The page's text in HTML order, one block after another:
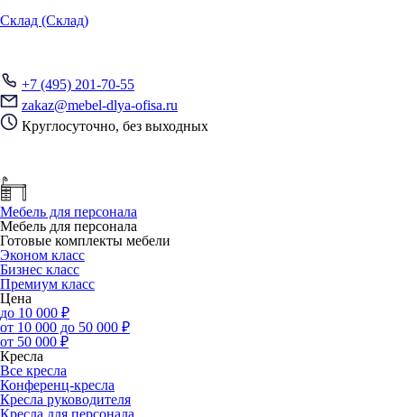
Склад (Склад)
+7 (495) 201-70-55
zakaz@mebel-dlya-ofisa.ru
Круглосуточно, без выходных
Мебель для персонала
Мебель для персонала
Готовые комплекты мебели
Эконом класс
Бизнес класс
Премиум класс
Цена
до 10 000 ₽
от 10 000 до 50 000 ₽
от 50 000 ₽
Кресла
Все кресла
Конференц-кресла
Кресла руководителя
Кресла для персонала